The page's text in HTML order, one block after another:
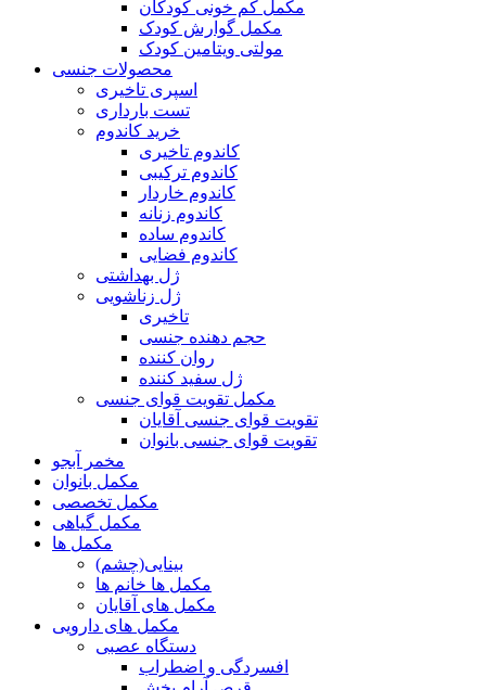
مکمل کم خونی کودکان
مکمل گوارش کودک
مولتی ویتامین کودک
محصولات جنسی
اسپری تاخیری
تست بارداری
خرید کاندوم
کاندوم تاخیری
کاندوم ترکیبی
کاندوم خاردار
کاندوم زنانه
کاندوم ساده
کاندوم فضایی
ژل بهداشتی
ژل زناشویی
تاخیری
حجم دهنده جنسی
روان کننده
ژل سفید کننده
مکمل تقویت قوای جنسی
تقویت قوای جنسی آقایان
تقویت قوای جنسی بانوان
مخمر آبجو
مکمل بانوان
مکمل تخصصی
مکمل گیاهی
مکمل ها
بینایی(چشم)
مکمل ها خانم ها
مکمل های آقایان
مکمل های دارویی
دستگاه عصبی
افسردگی و اضطراب